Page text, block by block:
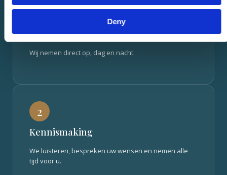
Deny
1
U belt ons
Wij nemen direct op, dag en nacht.
2
Kennismaking
We luisteren, bespreken uw wensen en nemen alle
tijd voor u.